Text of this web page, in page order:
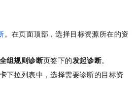
。在页面顶部，选择目标资源所在的资
组规则诊断页签下的发起诊断。
下拉列表中，选择需要诊断的目标资